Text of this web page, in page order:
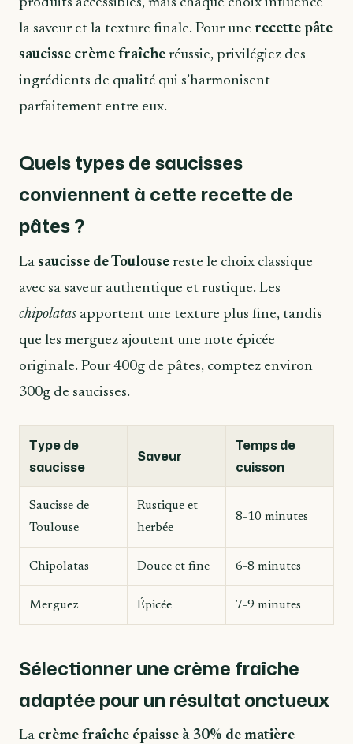
la saveur et la texture finale. Pour une recette pâte
saucisse crème fraîche réussie, privilégiez des
ingrédients de qualité qui s’harmonisent
parfaitement entre eux.
Quels types de saucisses
conviennent à cette recette de
pâtes ?
La saucisse de Toulouse reste le choix classique
avec sa saveur authentique et rustique. Les
chipolatas apportent une texture plus fine, tandis
que les merguez ajoutent une note épicée
originale. Pour 400g de pâtes, comptez environ
300g de saucisses.
Type de
saucisse
Saveur
Temps de
cuisson
Saucisse de
Toulouse
Rustique et
herbée
8-10 minutes
Chipolatas Douce et fine 6-8 minutes
Merguez Épicée 7-9 minutes
Sélectionner une crème fraîche
adaptée pour un résultat onctueux
La crème fraîche épaisse à 30% de matière